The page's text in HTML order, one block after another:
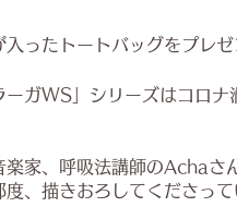
入ったトートバッグをプレゼ
ガWS」シリーズはコロ
楽家、呼吸法講師のAchaさ
度、描きおろしてくださって